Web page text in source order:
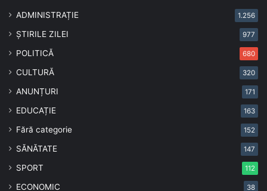
ADMINISTRAȚIE 1.256
ȘTIRILE ZILEI 977
POLITICĂ 680
CULTURĂ 320
ANUNȚURI 171
EDUCAȚIE 163
Fără categorie 152
SĂNĂTATE 147
SPORT 112
ECONOMIC 38